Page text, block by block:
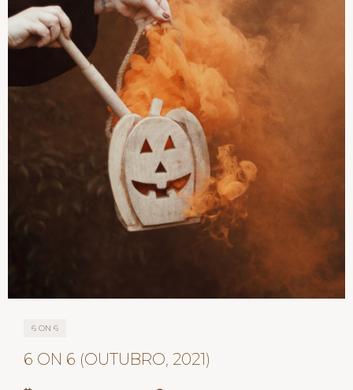
6 ON 6
6 ON 6 (OUTUBRO, 2021)